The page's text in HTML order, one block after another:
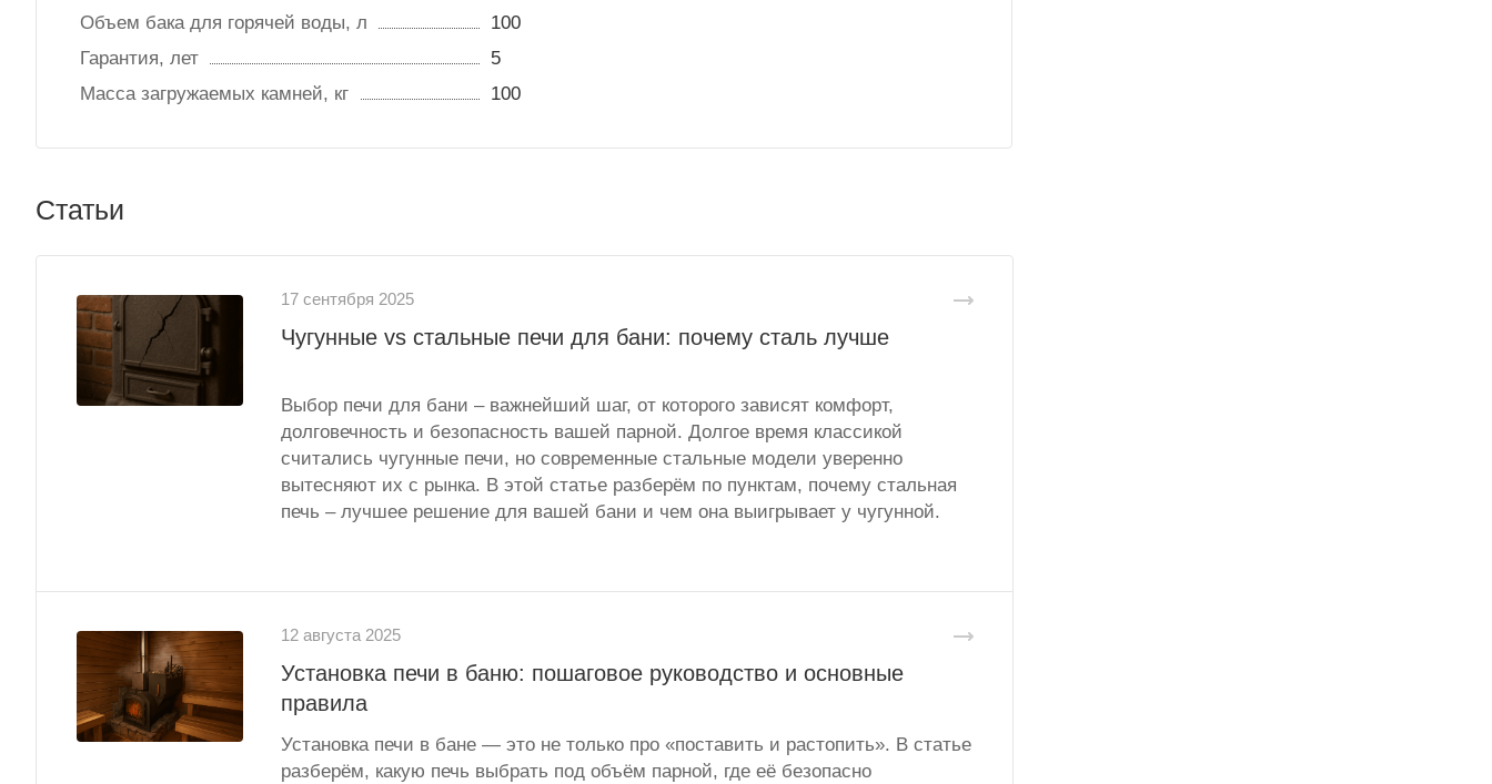
Объем бака для горячей воды, л
100
Гарантия, лет
5
Масса загружаемых камней, кг
100
Статьи
17 сентября 2025
Чугунные vs стальные печи для бани: почему сталь лучше
Выбор печи для бани – важнейший шаг, от которого зависят комфорт,
долговечность и безопасность вашей парной. Долгое время классикой
считались чугунные печи, но современные стальные модели уверенно
вытесняют их с рынка. В этой статье разберём по пунктам, почему стальная
печь – лучшее решение для вашей бани и чем она выигрывает у чугунной.
12 августа 2025
Установка печи в баню: пошаговое руководство и основные
правила
Установка печи в бане — это не только про «поставить и растопить». В статье
разберём, какую печь выбрать под объём парной, где её безопасно